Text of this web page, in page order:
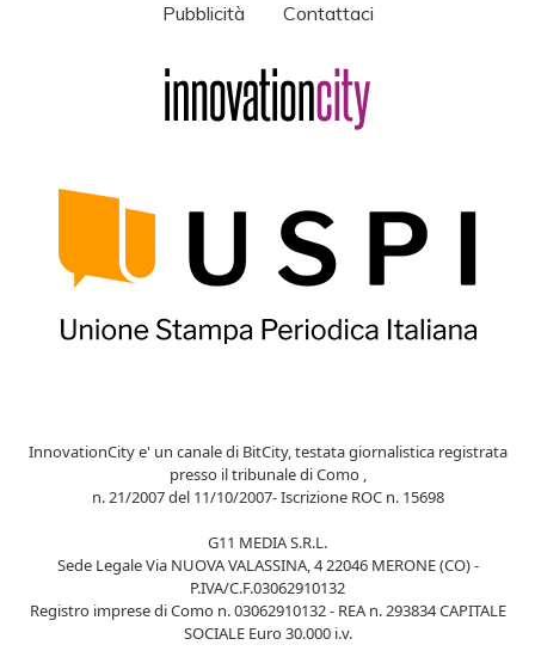
Pubblicità Contattaci
InnovationCity e' un canale di BitCity, testata giornalistica registrata
presso il tribunale di Como ,
n. 21/2007 del 11/10/2007- Iscrizione ROC n. 15698
G11 MEDIA S.R.L.
Sede Legale Via NUOVA VALASSINA, 4 22046 MERONE (CO) -
P.IVA/C.F.03062910132
Registro imprese di Como n. 03062910132 - REA n. 293834 CAPITALE
SOCIALE Euro 30.000 i.v.